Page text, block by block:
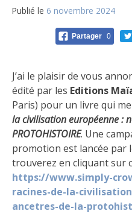
Publié le 6 novembre 2024
Partager 0
J’ai le plaisir de vous
édité par les Editions
Paris) pour un livre qui
la civilisation européenne :
PROTOHISTOIRE. Une
promotion est lancée par
trouverez en cliquant sur
https://www.simply-
racines-de-la-
ancetres-de-la-